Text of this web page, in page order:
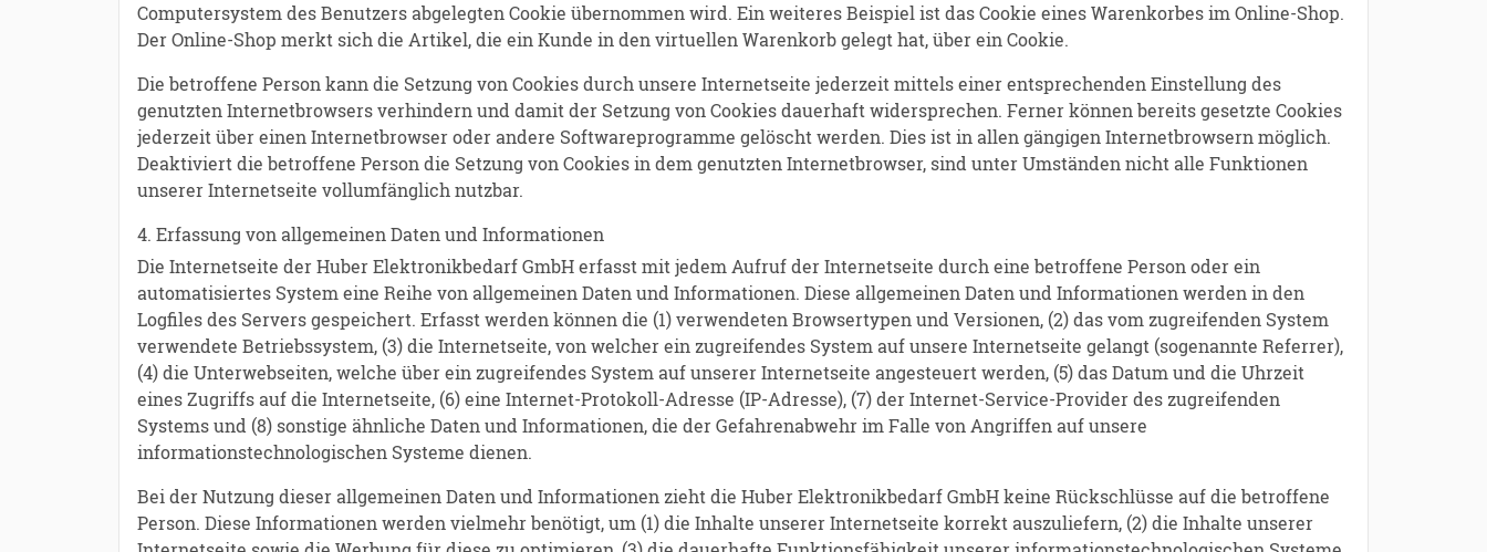
Computersystem des Benutzers abgelegten Cookie übernommen wird. Ein weiteres Beispiel ist das Cookie eines Warenkorbes im Online-Shop.
Der Online-Shop merkt sich die Artikel, die ein Kunde in den virtuellen Warenkorb gelegt hat, über ein Cookie.
Die betroffene Person kann die Setzung von Cookies durch unsere Internetseite jederzeit mittels einer entsprechenden Einstellung des
genutzten Internetbrowsers verhindern und damit der Setzung von Cookies dauerhaft widersprechen. Ferner können bereits gesetzte Cookies
jederzeit über einen Internetbrowser oder andere Softwareprogramme gelöscht werden. Dies ist in allen gängigen Internetbrowsern möglich.
Deaktiviert die betroffene Person die Setzung von Cookies in dem genutzten Internetbrowser, sind unter Umständen nicht alle Funktionen
unserer Internetseite vollumfänglich nutzbar.
4. Erfassung von allgemeinen Daten und Informationen
Die Internetseite der Huber Elektronikbedarf GmbH erfasst mit jedem Aufruf der Internetseite durch eine betroffene Person oder ein
automatisiertes System eine Reihe von allgemeinen Daten und Informationen. Diese allgemeinen Daten und Informationen werden in den
Logfiles des Servers gespeichert. Erfasst werden können die (1) verwendeten Browsertypen und Versionen, (2) das vom zugreifenden System
verwendete Betriebssystem, (3) die Internetseite, von welcher ein zugreifendes System auf unsere Internetseite gelangt (sogenannte Referrer),
(4) die Unterwebseiten, welche über ein zugreifendes System auf unserer Internetseite angesteuert werden, (5) das Datum und die Uhrzeit
eines Zugriffs auf die Internetseite, (6) eine Internet-Protokoll-Adresse (IP-Adresse), (7) der Internet-Service-Provider des zugreifenden
Systems und (8) sonstige ähnliche Daten und Informationen, die der Gefahrenabwehr im Falle von Angriffen auf unsere
informationstechnologischen Systeme dienen.
Bei der Nutzung dieser allgemeinen Daten und Informationen zieht die Huber Elektronikbedarf GmbH keine Rückschlüsse auf die betroffene
Person. Diese Informationen werden vielmehr benötigt, um (1) die Inhalte unserer Internetseite korrekt auszuliefern, (2) die Inhalte unserer